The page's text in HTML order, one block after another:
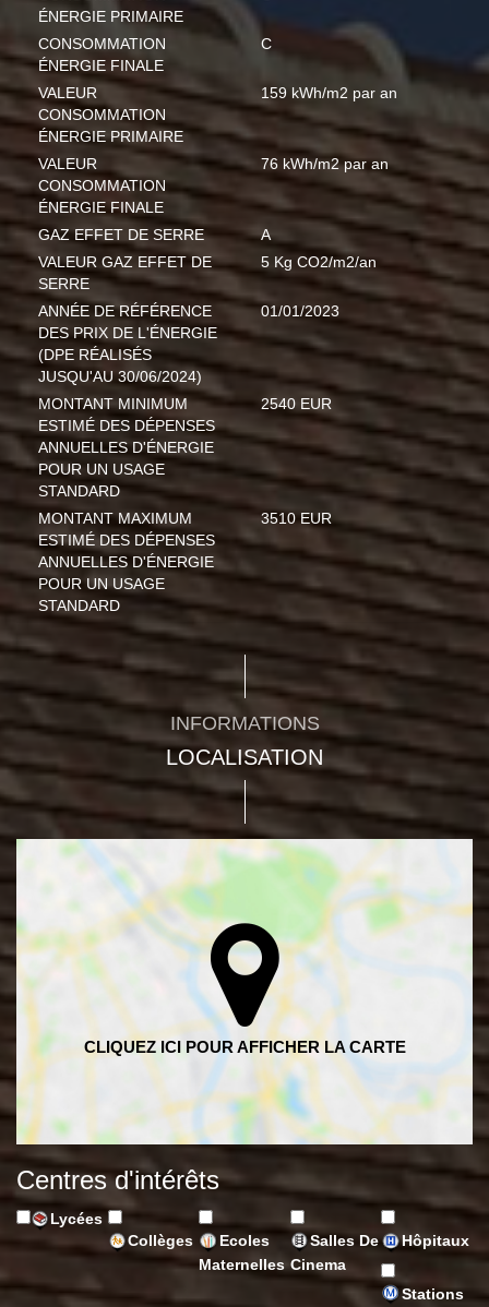
ÉNERGIE PRIMAIRE
CONSOMMATION
ÉNERGIE FINALE
C
VALEUR
CONSOMMATION
ÉNERGIE PRIMAIRE
159 kWh/m2 par an
VALEUR
CONSOMMATION
ÉNERGIE FINALE
76 kWh/m2 par an
GAZ EFFET DE SERRE
A
VALEUR GAZ EFFET DE
SERRE
5 Kg CO2/m2/an
ANNÉE DE RÉFÉRENCE
DES PRIX DE L'ÉNERGIE
(DPE RÉALISÉS
JUSQU'AU 30/06/2024)
01/01/2023
MONTANT MINIMUM
ESTIMÉ DES DÉPENSES
ANNUELLES D'ÉNERGIE
POUR UN USAGE
STANDARD
2540 EUR
MONTANT MAXIMUM
ESTIMÉ DES DÉPENSES
ANNUELLES D'ÉNERGIE
POUR UN USAGE
STANDARD
3510 EUR
INFORMATIONS
LOCALISATION
Centres d'intérêts
Lycées
Collèges
Ecoles
Maternelles
Salles De
Cinema
Hôpitaux
Stations